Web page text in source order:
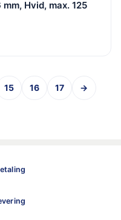
Hvid, max. 125
15 16 17 →